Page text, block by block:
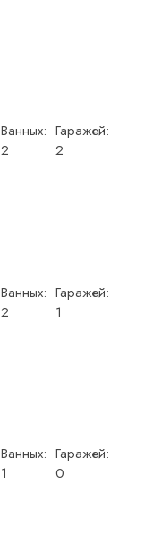
Ванных:
2
Гаражей:
2
Ванных:
2
Гаражей:
1
Ванных:
1
Гаражей:
0